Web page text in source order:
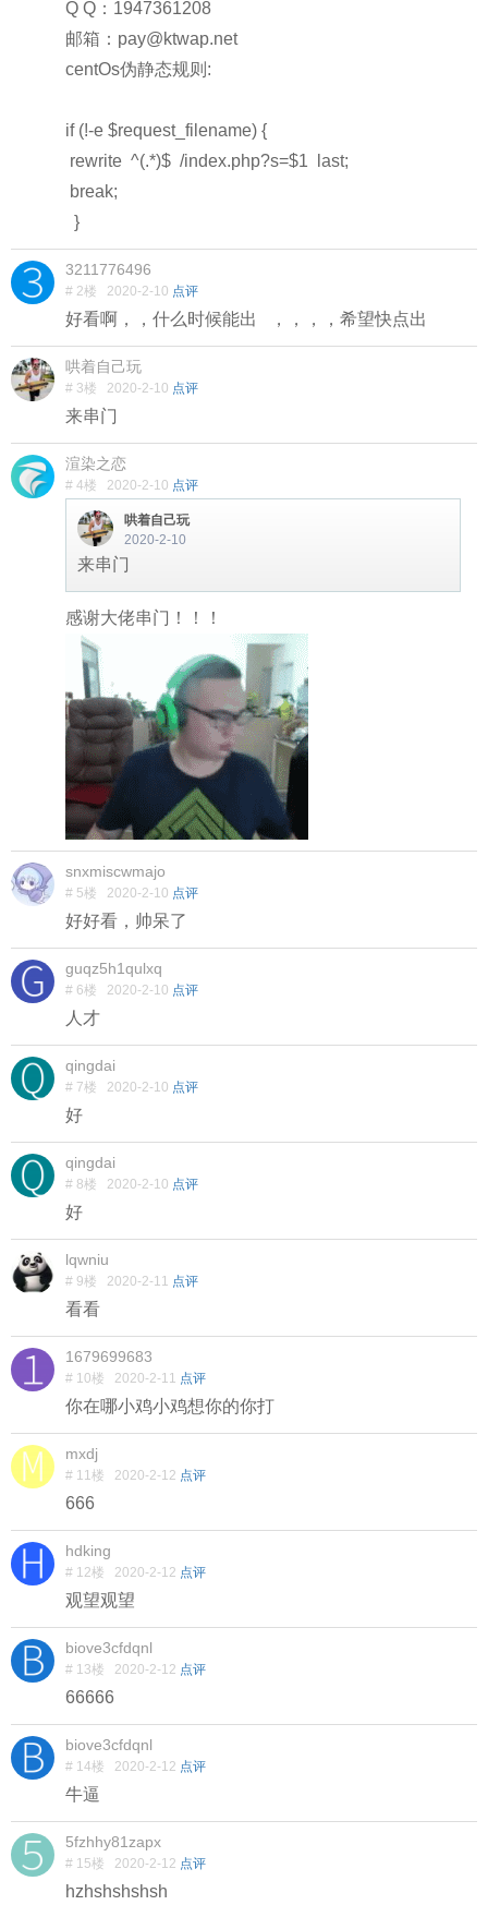
Q Q：1947361208
邮箱：pay@ktwap.net
centOs伪静态规则:
if (!-e $request_filename) {
rewrite ^(.*)$ /index.php?s=$1 last;
break;
}
3211776496
# 2楼 2020-2-10 点评
好看啊，，什么时候能出 ，，，，希望快点出
哄着自己玩
# 3楼 2020-2-10 点评
来串门
渲染之恋
# 4楼 2020-2-10 点评
哄着自己玩
2020-2-10
来串门
感谢大佬串门！！！
snxmiscwmajo
# 5楼 2020-2-10 点评
好好看，帅呆了
guqz5h1qulxq
# 6楼 2020-2-10 点评
人才
qingdai
# 7楼 2020-2-10 点评
好
qingdai
# 8楼 2020-2-10 点评
好
lqwniu
# 9楼 2020-2-11 点评
看看
1679699683
# 10楼 2020-2-11 点评
你在哪小鸡小鸡想你的你打
mxdj
# 11楼 2020-2-12 点评
666
hdking
# 12楼 2020-2-12 点评
观望观望
biove3cfdqnl
# 13楼 2020-2-12 点评
66666
biove3cfdqnl
# 14楼 2020-2-12 点评
牛逼
5fzhhy81zapx
# 15楼 2020-2-12 点评
hzhshshshsh